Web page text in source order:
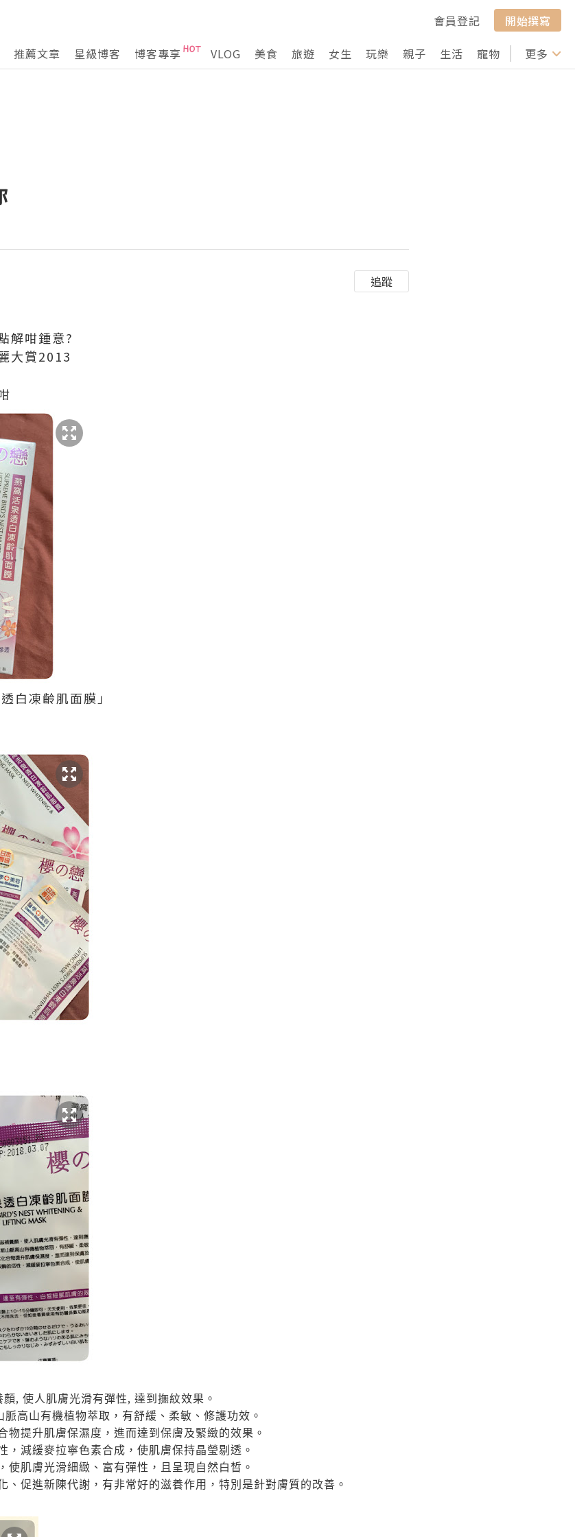
會員登記
開始撰寫
推薦文章 星級博客 博客專享 VLOG 美食 旅遊 女生 玩樂 親子 生活 寵物 行山 打卡
更多
追蹤
解咁鍾意?
大賞2013
白凍齡肌面膜」
顏, 使人肌膚光滑有彈性, 達到撫紋效果。
高山有機植物萃取，有舒緩、柔敏、修護功效。
物提升肌膚保濕度，進而達到保膚及緊緻的效果。
，減緩麥拉寧色素合成，使肌膚保持晶瑩剔透。
使肌膚光滑細緻、富有彈性，且呈現自然白晳。
、促進新陳代謝， 有非常好的滋養作用，特別是針對膚質的改善。